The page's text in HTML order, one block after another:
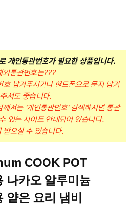
개인통관번호가 필요한 상품입니다.
외통관번호는???
호 남겨주시거나 핸드폰으로 문자 남겨
주셔도 좋습니다.
께서는 '개인통관번호' 검색하시면 통관
있는 사이트 안내되어 있습니다.
받으실 수 있습니다.
COOK POT
나카오 알루미늄
얕은 요리 냄비